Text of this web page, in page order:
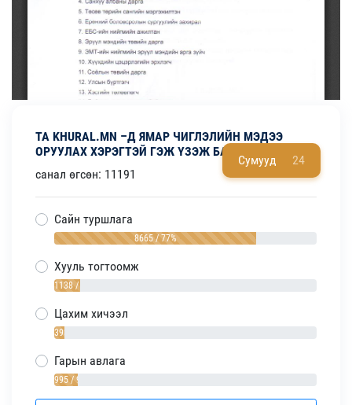
Сумууд 24
ТА KHURAL.MN –Д ЯМАР ЧИГЛЭЛИЙН МЭДЭЭ
ОРУУЛАХ ХЭРЭГТЭЙ ГЭЖ ҮЗЭЖ БАЙНА ВЭ?
санал өгсөн: 11191
Сайн туршлага
8665 / 77%
Хууль тогтоомж
1138 / 10%
Цахим хичээл
393 / 4%
Гарын авлага
995 / 9%